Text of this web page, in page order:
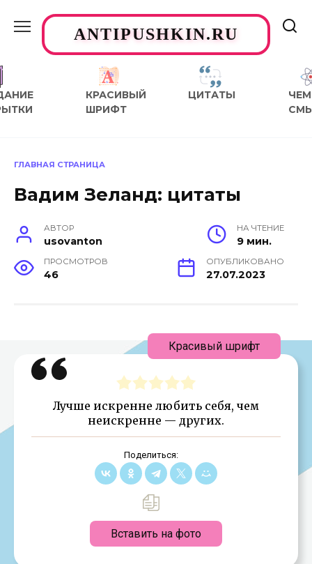
содержаниюANTIPUSHKIN.RU
КРАСИВЫЙ
ШРИФТ
ЦИТАТЫ
ЧЕМ
ГЛАВНАЯ СТРАНИЦА
Вадим Зеланд: цитаты
АВТОР
usovanton
НА ЧТЕНИЕ
9 мин.
ПРОСМОТРОВ
46
ОПУБЛИКОВАНО
27.07.2023
Лучше искренне любить себя, чем
неискренне — других.
Поделиться:
Вставить на фото
Красивый шрифт